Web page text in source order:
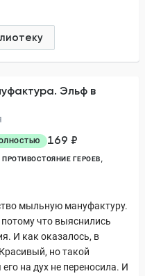
Эльф в
169 ₽
ПРОТИВОСТОЯНИЕ ГЕРОЕВ
мыльную мануфактуру.
потому что выяснились
И как оказалось, в
но такой
на дух не переносила. И